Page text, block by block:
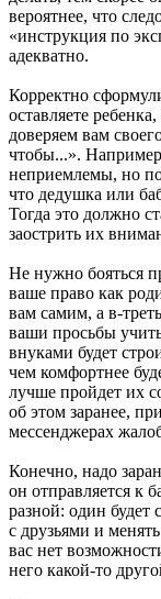
вероятнее, что
«инструкция по
адекватно.
Корректно
оставляете
доверяем вам
чтобы...».
неприемлемы, но
что дедушка или
Тогда это должно
заострить их
Не нужно бояться
ваше право как
вам самим, а в-
ваши просьбы
внуками будет
чем комфортнее
лучше пройдет их
об этом заранее,
мессенджерах
Конечно, надо
он отправляется к
разной: один будет
с друзьями и
вас нет
него какой-то